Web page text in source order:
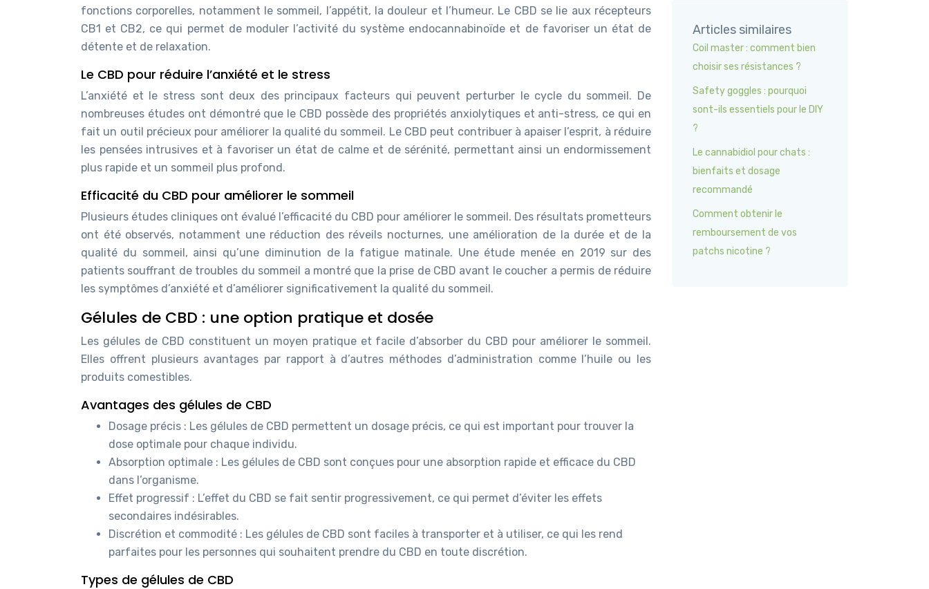
fonctions corporelles, notamment le sommeil, l’appétit, la douleur et l’humeur. Le CBD se lie aux récepteurs
CB1 et CB2, ce qui permet de moduler l’activité du système endocannabinoïde et de favoriser un état de
détente et de relaxation.
Le CBD pour réduire l’anxiété et le stress
L’anxiété et le stress sont deux des principaux facteurs qui peuvent perturber le cycle du sommeil. De
nombreuses études ont démontré que le CBD possède des propriétés anxiolytiques et anti-stress, ce qui en
fait un outil précieux pour améliorer la qualité du sommeil. Le CBD peut contribuer à apaiser l’esprit, à réduire
les pensées intrusives et à favoriser un état de calme et de sérénité, permettant ainsi un endormissement
plus rapide et un sommeil plus profond.
Efficacité du CBD pour améliorer le sommeil
Plusieurs études cliniques ont évalué l’efficacité du CBD pour améliorer le sommeil. Des résultats prometteurs
ont été observés, notamment une réduction des réveils nocturnes, une amélioration de la durée et de la
qualité du sommeil, ainsi qu’une diminution de la fatigue matinale. Une étude menée en 2019 sur des
patients souffrant de troubles du sommeil a montré que la prise de CBD avant le coucher a permis de réduire
les symptômes d’anxiété et d’améliorer significativement la qualité du sommeil.
Gélules de CBD : une option pratique et dosée
Les gélules de CBD constituent un moyen pratique et facile d’absorber du CBD pour améliorer le sommeil.
Elles offrent plusieurs avantages par rapport à d’autres méthodes d’administration comme l’huile ou les
produits comestibles.
Avantages des gélules de CBD
Dosage précis : Les gélules de CBD permettent un dosage précis, ce qui est important pour trouver la
dose optimale pour chaque individu.
Absorption optimale : Les gélules de CBD sont conçues pour une absorption rapide et efficace du CBD
dans l’organisme.
Effet progressif : L’effet du CBD se fait sentir progressivement, ce qui permet d’éviter les effets
secondaires indésirables.
Discrétion et commodité : Les gélules de CBD sont faciles à transporter et à utiliser, ce qui les rend
parfaites pour les personnes qui souhaitent prendre du CBD en toute discrétion.
Types de gélules de CBD
Articles similaires
Coil master : comment bien
choisir ses résistances ?
Safety goggles : pourquoi
sont-ils essentiels pour le DIY
?
Le cannabidiol pour chats :
bienfaits et dosage
recommandé
Comment obtenir le
remboursement de vos
patchs nicotine ?